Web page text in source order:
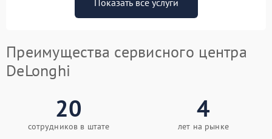
Показать все услуги
Преимущества сервисного центра
DeLonghi
20
сотрудников в штате
4
лет на рынке